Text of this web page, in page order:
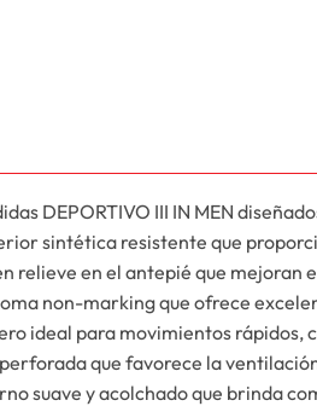
DEPORTIVO III IN MEN
sintética resistente que
relieve en el antepié que
non-marking que ofrece
ideal para movimientos rápidos,
que favorece la
suave y acolchado que brinda